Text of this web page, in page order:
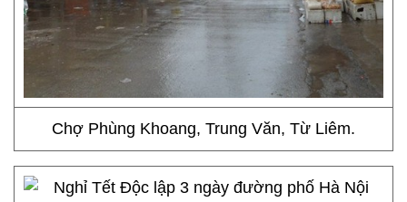
Chợ Phùng Khoang, Trung Văn, Từ Liêm.